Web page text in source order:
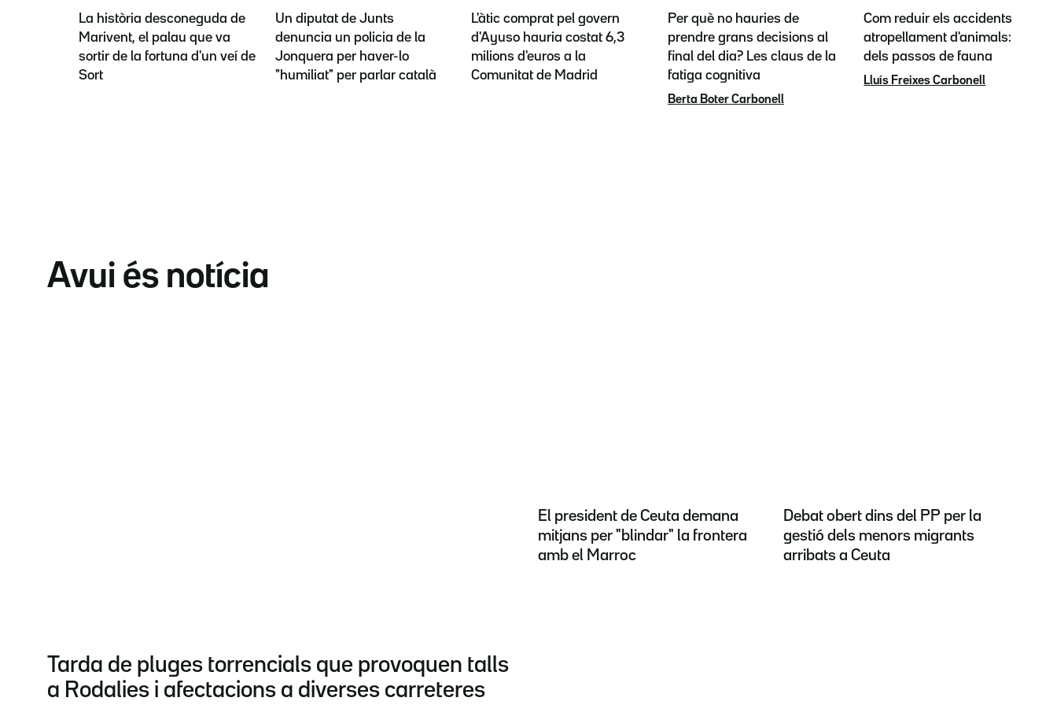
La història desconeguda de
Marivent, el palau que va
sortir de la fortuna d'un veí de
Sort
Un diputat de Junts
denuncia un policia de la
Jonquera per haver-lo
"humiliat" per parlar català
L'àtic comprat pel govern
d'Ayuso hauria costat 6,3
milions d'euros a la
Comunitat de Madrid
Per què no hauries de
prendre grans decisions al
final del dia? Les claus de la
fatiga cognitiva
Berta Boter Carbonell
Com reduir els accidents per
atropellament d'animals: l'èxit
dels passos de fauna
Lluís Freixes Carbonell
Avui és notícia
Tarda de pluges torrencials que provoquen talls
a Rodalies i afectacions a diverses carreteres
El president de Ceuta demana
mitjans per "blindar" la frontera
amb el Marroc
Debat obert dins del PP per la
gestió dels menors migrants
arribats a Ceuta